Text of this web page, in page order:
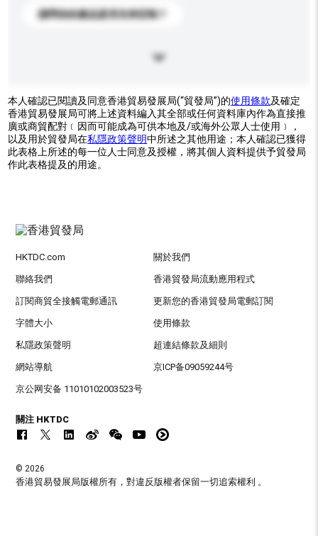
請問你的產品是否支持定制？
本人確認已閱讀及同意香港貿易發展局(“貿發局”)的使用條款及確定
香港貿易發展局可將上述資料編入其全部或任何資料庫內作為直接推
廣或商貿配對﹝因而可能成為可供本地及/或海外公眾人士使用﹞，
以及用於貿發局在私隱政策聲明中所述之其他用途；本人確認已獲得
此表格上所述的每一位人士同意及授權，將其個人資料提供予貿發局
作此表格提及的用途。
HKTDC.com 關於我們
聯絡我們 香港貿發局流動應用程式
訂閱商貿全接觸電郵通訊 更新您的香港貿發局電郵訂閱
字體大小 使用條款
私隱政策聲明 超連結條款及細則
網站導航 京ICP备09059244号
京公网安备 11010102003523号
關注 HKTDC
© 2026
香港貿易發展局版權所有，對違反版權者保留一切追索權利 。